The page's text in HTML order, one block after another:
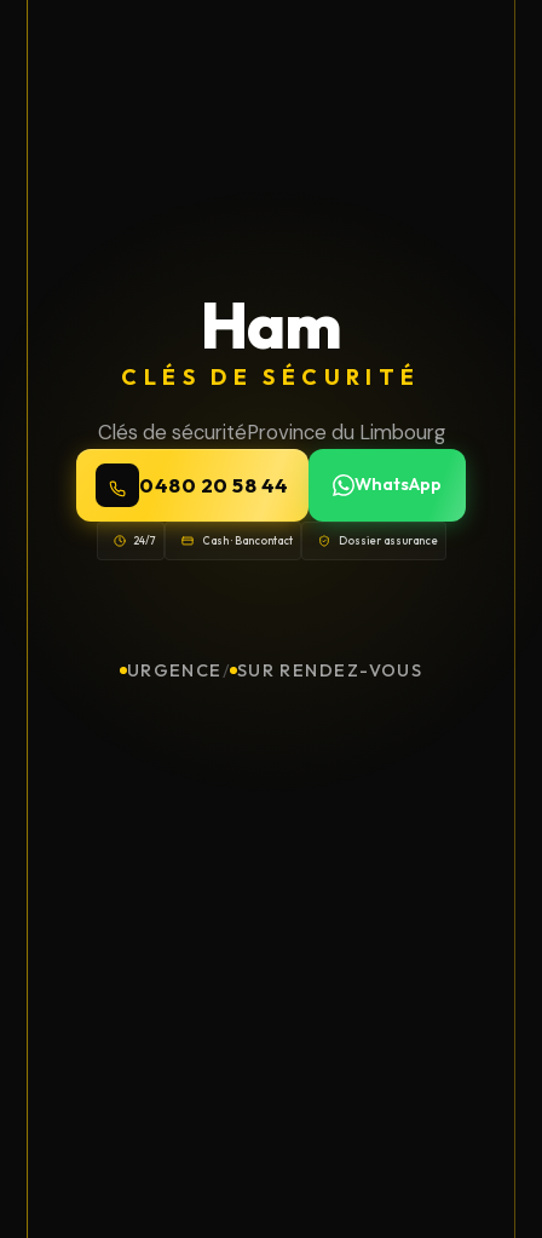
Ham
CLÉS DE SÉCURITÉ
Clés de sécuritéProvince du Limbourg
0480 20 58 44 WhatsApp
24/7 Cash · Bancontact Dossier assurance
URGENCE / SUR RENDEZ-VOUS